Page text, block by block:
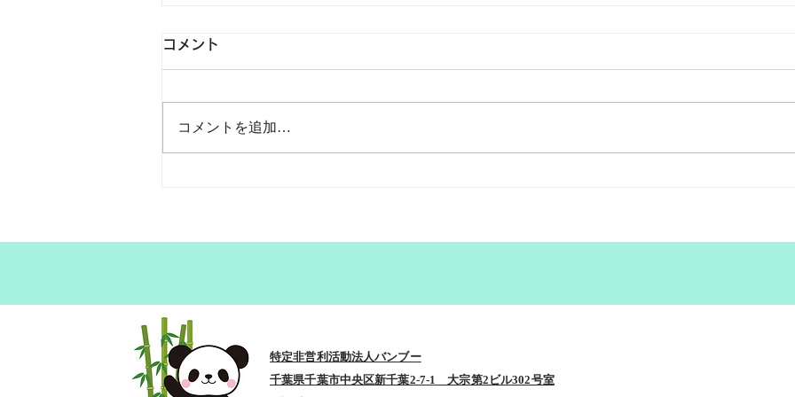
コメント
コメントを追加…
特定非営利活動法人バンブー
​千葉県千葉市中央区新千葉2-7-1 大宗第2ビル302号室